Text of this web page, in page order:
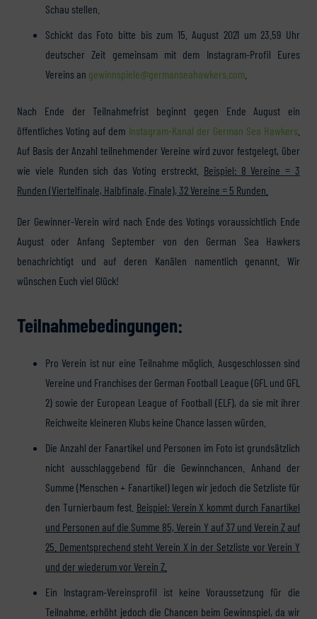
Schau stellen.
Schickt das Foto bitte bis zum 15. August 2021 um 23.59 Uhr
deutscher Zeit gemeinsam mit dem Instagram-Profil Eures
Vereins an gewinnspiele@germanseahawkers.com
Nach Ende der Teilnahmefrist beginnt gegen Ende August ein
öffentliches Voting auf dem Instagram-Kanal der German Sea Hawkers
Auf Basis der Anzahl teilnehmender Vereine wird zuvor festgelegt, über
wie viele Runden sich das Voting erstreckt. Beispiel: 8 Vereine = 3
Runden (Viertelfinale, Halbfinale, Finale), 32 Vereine = 5 Runden.
Der Gewinner-Verein wird nach Ende des Votings voraussichtlich Ende
August oder Anfang September von den German Sea Hawkers
benachrichtigt und auf deren Kanälen namentlich genannt. Wir
wünschen Euch viel Glück!
Teilnahmebedingungen:
Pro Verein ist nur eine Teilnahme möglich. Ausgeschlossen sind
Vereine und Franchises der German Football League (GFL und GFL
2) sowie der European League of Football (ELF), da sie mit ihrer
Reichweite kleineren Klubs keine Chance lassen würden.
Die Anzahl der Fanartikel und Personen im Foto ist grundsätzlich
nicht ausschlaggebend für die Gewinnchancen. Anhand der
Summe (Menschen + Fanartikel) legen wir jedoch die Setzliste für
den Turnierbaum fest. Beispiel: Verein X kommt durch Fanartikel
und Personen auf die Summe 85, Verein Y auf 37 und Verein Z auf
25. Dementsprechend steht Verein X in der Setzliste vor Verein Y
und der wiederum vor Verein Z.
Ein Instagram-Vereinsprofil ist keine Voraussetzung für die
Teilnahme, erhöht jedoch die Chancen beim Gewinnspiel, da wir